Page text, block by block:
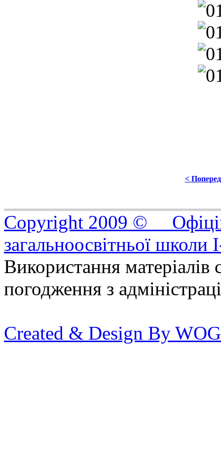
<
Copyright 2009 ©
загальноосвітньої
Використання матеріалів
погодження з
Created & Design By WOG